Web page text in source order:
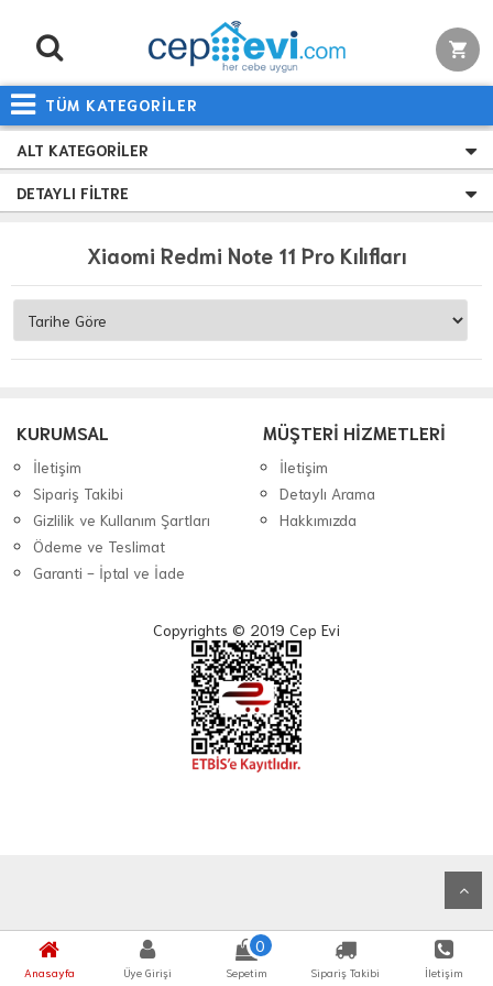
TÜM KATEGORİLER
Anasayfa Üye Girişi
0
Sepetim Sipariş Takibi İletişim
ALT KATEGORILER
DETAYLI FILTRE
Xiaomi Redmi Note 11 Pro Kılıfları
KURUMSAL
İletişim
Sipariş Takibi
Gizlilik ve Kullanım Şartları
Ödeme ve Teslimat
Garanti - İptal ve İade
MÜŞTERİ HİZMETLERİ
İletişim
Detaylı Arama
Hakkımızda
Copyrights © 2019 Cep Evi